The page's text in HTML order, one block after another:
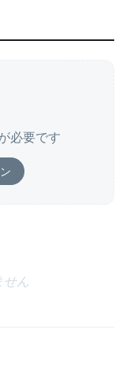
必要です
せん